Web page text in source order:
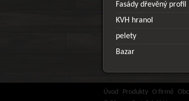
Fasády dřevěný profil
KVH hranol
pelety
Bazar
Úvod Produkty O firmě